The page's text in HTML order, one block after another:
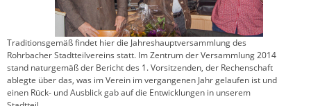
Traditionsgemäß findet hier die Jahreshauptversammlung des
Rohrbacher Stadtteilvereins statt. Im Zentrum der Versammlung 2014
stand naturgemäß der Bericht des 1. Vorsitzenden, der Rechenschaft
ablegte über das, was im Verein im vergangenen Jahr gelaufen ist und
einen Rück- und Ausblick gab auf die Entwicklungen in unserem